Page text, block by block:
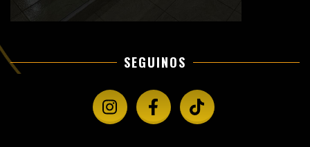
SEGUINOS